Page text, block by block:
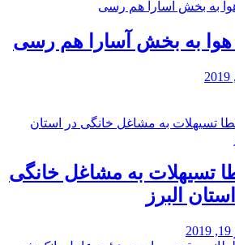
هوا به بخش آسارا هم رسی
تسیهلات به مشاغل خانگی
البرز